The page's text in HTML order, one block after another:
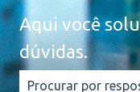
Aqui você
dúvidas.